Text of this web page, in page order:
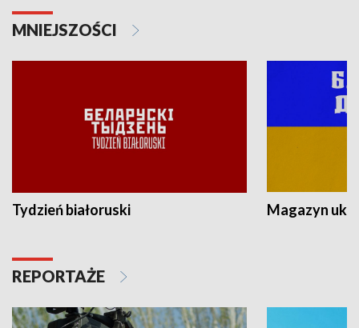
MNIEJSZOŚCI
Tydzień białoruski Magazyn
REPORTAŻE